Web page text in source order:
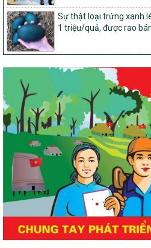
tiêu chí quốc gia về nông thôn mới
phạm vi quản lý nhà nước của Bộ
417/QĐ-BNNMT
Phê duyệt Chương trình mục tiêu
đồng bào dân tộc thiểu số và miền
đoạn I: Từ năm 2026 đến năm 2030
Nghị quyết số 08/2026/NQ-HĐND
Quy định nguyên tắc, tiêu chí, định
ương thực hiện Chương trình mục
thôn mới, giảm nghèo bền vững
vùng đồng bào dân tộc thiểu số
2030 trên địa bàn tỉnh Nghệ An
Chỉ Thị số 22-CT/TU
về đẩy mạnh thực hiện Chương
nông thôn mới, giảm nghèo bền
hội vùng đồng bào dân tộc thiểu số
2030 trên địa bàn tỉnh Nghệ An
Sự thật loại trứng xanh
1 triệu/quả, được rao